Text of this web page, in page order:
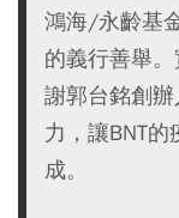
鴻海/永齡基
的義行善舉
謝郭台銘創
力，讓BNT
成。